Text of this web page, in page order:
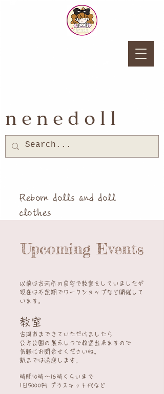
nenedoll
Reborn dolls and doll
clothes
Upcoming Events
​以前は古河市の自宅で教室をしていましたが
現在は不定期でワークショップなど開催して
います。
教室
古河市まできていただけましたら
公方公園の展示しつで教室出来ますので
気軽にお問合せくださいね。
​駅までは送迎します。
時間10時～16時くらいまで
1日5000円 プラスキット代など